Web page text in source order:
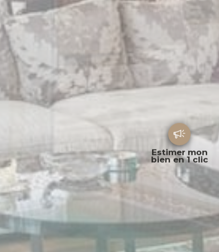
Estimer mon
bien en 1 clic